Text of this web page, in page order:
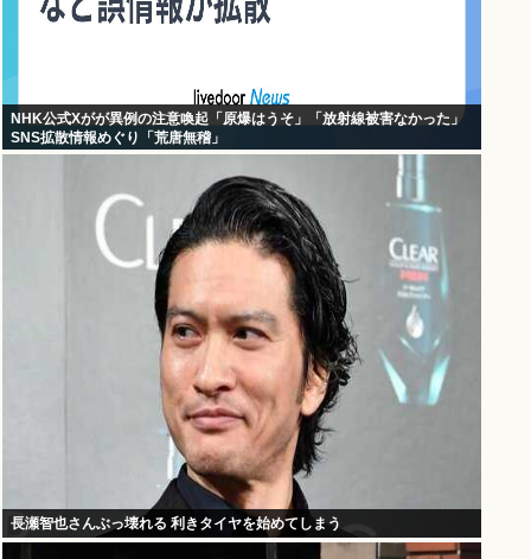
NHK公式Xがが異例の注意喚起「原爆はうそ」「放射線被害なかった」
SNS拡散情報めぐり「荒唐無稽」
長瀬智也さんぶっ壊れる 利きタイヤを始めてしまう